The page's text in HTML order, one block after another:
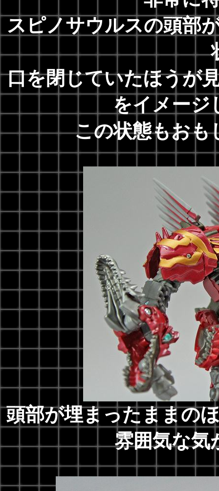
スピノサウルスの頭部
口を閉じていたほうが
をイメージ
この状態もおも
頭部が埋まったままの
雰囲気な気